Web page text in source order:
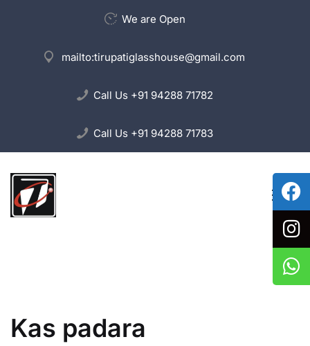
We are Open
mailto:tirupatiglasshouse@gmail.com
Call Us +91 94288 71782
Call Us +91 94288 71783
Kas padara